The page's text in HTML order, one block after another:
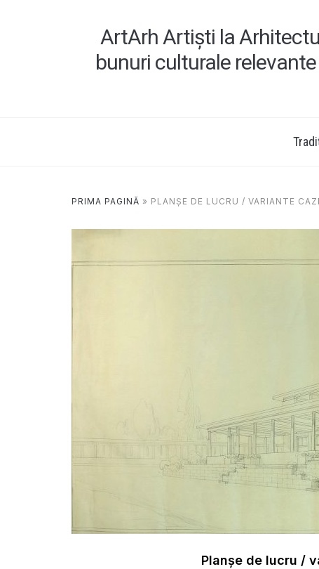
ArtArh Artiști la
bunuri culturale
PRIMA PAGINĂ » PLANȘE DE LUCRU / VARIANTE
Planșe de lucru /